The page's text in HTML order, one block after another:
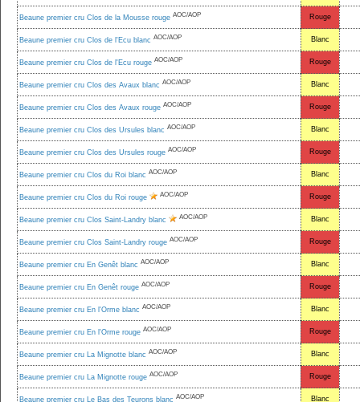
Beaune premier cru Clos de la Mousse rouge AOC/AOP Rouge
Beaune premier cru Clos de l'Ecu blanc AOC/AOP Blanc
Beaune premier cru Clos de l'Ecu rouge AOC/AOP Rouge
Beaune premier cru Clos des Avaux blanc AOC/AOP Blanc
Beaune premier cru Clos des Avaux rouge AOC/AOP Rouge
Beaune premier cru Clos des Ursules blanc AOC/AOP Blanc
Beaune premier cru Clos des Ursules rouge AOC/AOP Rouge
Beaune premier cru Clos du Roi blanc AOC/AOP Blanc
Beaune premier cru Clos du Roi rouge AOC/AOP Rouge
Beaune premier cru Clos Saint-Landry blanc AOC/AOP Blanc
Beaune premier cru Clos Saint-Landry rouge AOC/AOP Rouge
Beaune premier cru En Genêt blanc AOC/AOP Blanc
Beaune premier cru En Genêt rouge AOC/AOP Rouge
Beaune premier cru En l'Orme blanc AOC/AOP Blanc
Beaune premier cru En l'Orme rouge AOC/AOP Rouge
Beaune premier cru La Mignotte blanc AOC/AOP Blanc
Beaune premier cru La Mignotte rouge AOC/AOP Rouge
Beaune premier cru Le Bas des Teurons blanc AOC/AOP Blanc